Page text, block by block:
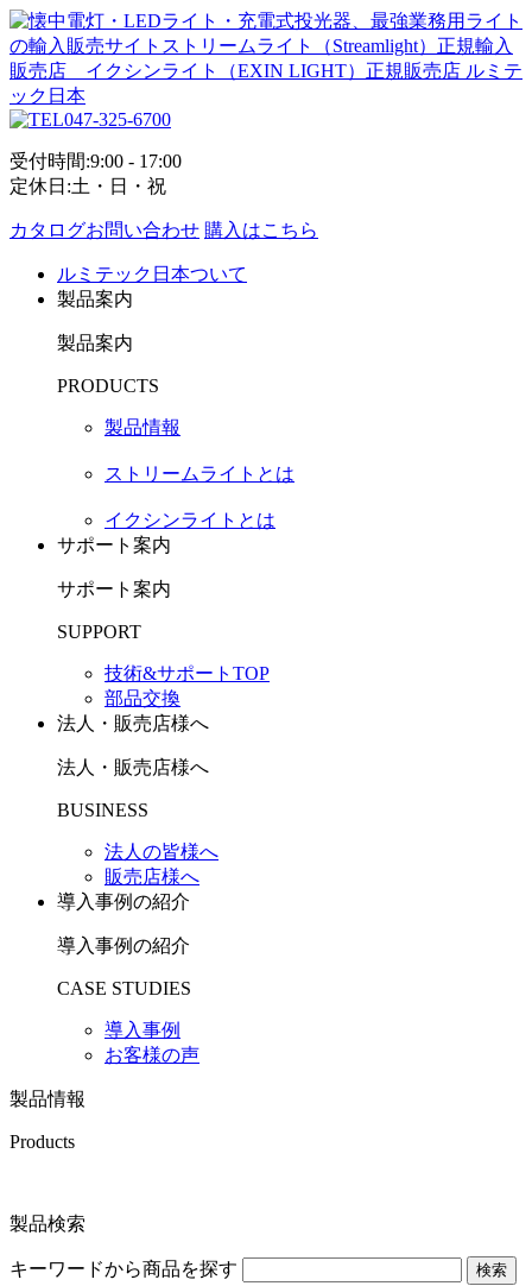
047-325-6700
受付時間:9:00 - 17:00
定休日:土・日・祝
カタログお問い合わせ 購入はこちら
ルミテック日本ついて
製品案内
製品案内
PRODUCTS
製品情報
ストリームライトとは
イクシンライトとは
サポート案内
サポート案内
SUPPORT
技術&サポートTOP
部品交換
法人・販売店様へ
法人・販売店様へ
BUSINESS
法人の皆様へ
販売店様へ
導入事例の紹介
導入事例の紹介
CASE STUDIES
導入事例
お客様の声
製品情報
Products
製品検索
キーワードから商品を探す 検索